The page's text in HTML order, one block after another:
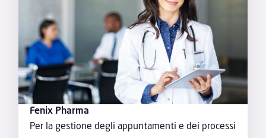
Fenix Pharma
Per la gestione degli appuntamenti e dei processi